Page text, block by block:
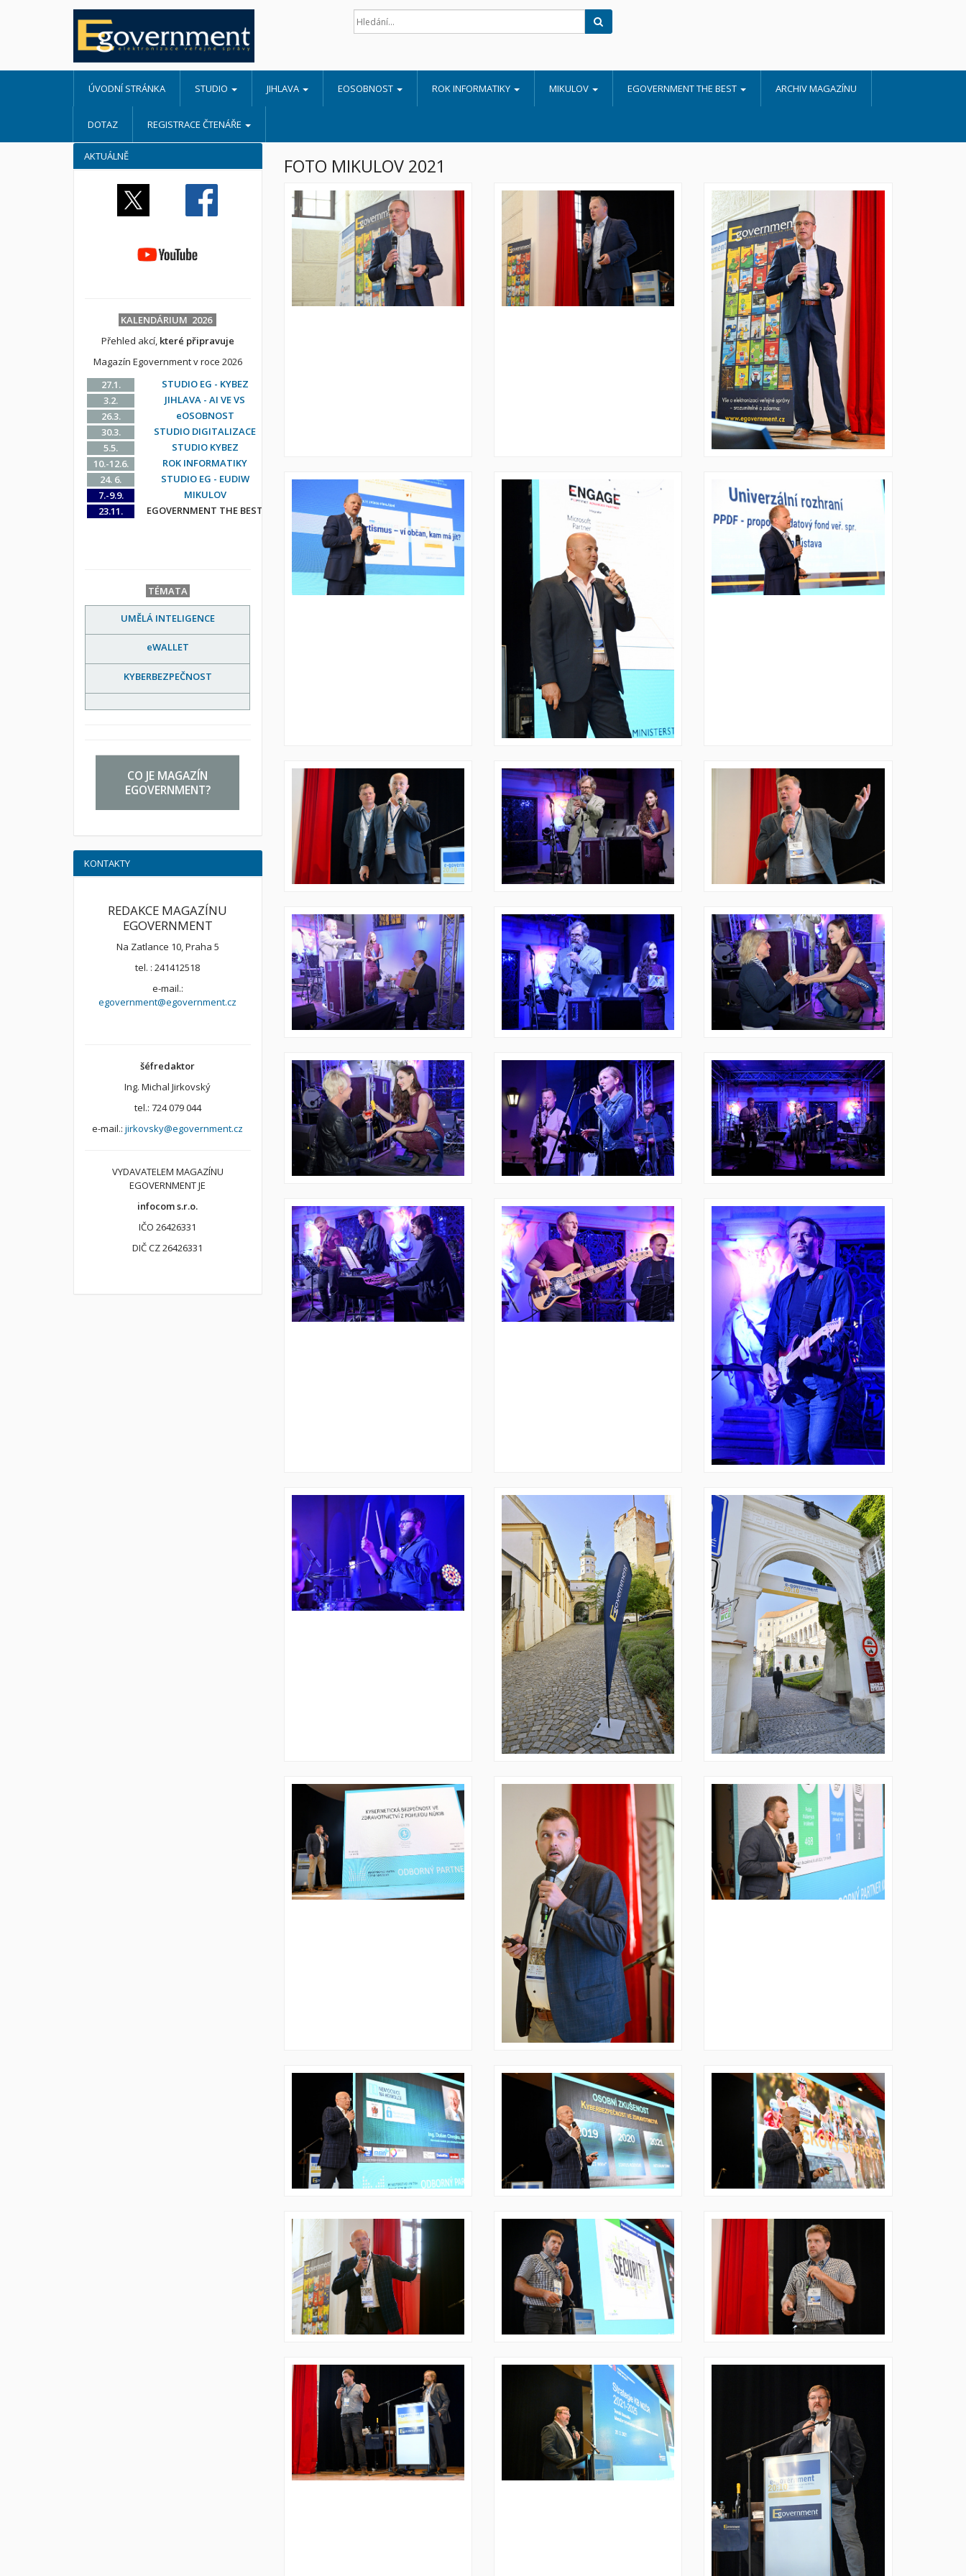
ÚVODNÍ STRÁNKA STUDIO JIHLAVA EOSOBNOST ROK INFORMATIKY MIKULOV EGOVERNMENT THE BEST ARCHIV MAGAZÍNU
DOTAZ REGISTRACE ČTENÁŘE
FOTO MIKULOV 2021
AKTUÁLNĚ
KALENDÁRIUM 2026
Přehled akcí, které připravuje
Magazín Egovernment v roce 2026
27.1.
STUDIO EG - KYBEZ
3.2.
JIHLAVA - AI VE VS
26.3.
eOSOBNOST
30.3.
STUDIO DIGITALIZACE
5.5.
STUDIO KYBEZ
10.-12.6.
ROK INFORMATIKY
24. 6.
STUDIO EG - EUDIW
7.-9.9.
MIKULOV
23.11.
EGOVERNMENT THE BEST
TÉMATA
UMĚLÁ INTELIGENCE
eWALLET
KYBERBEZPEČNOST
CO JE MAGAZÍN
EGOVERNMENT?
KONTAKTY
REDAKCE MAGAZÍNU
EGOVERNMENT
Na Zatlance 10, Praha 5
tel. : 241412518
e-mail.:
egovernment@egovernment.cz
šéfredaktor
Ing. Michal Jirkovský
tel.: 724 079 044
e-mail.:jirkovsky@egovernment.cz
VYDAVATELEM MAGAZÍNU
EGOVERNMENT JE
infocom s.r.o.
IČO 26426331
DIČ CZ 26426331